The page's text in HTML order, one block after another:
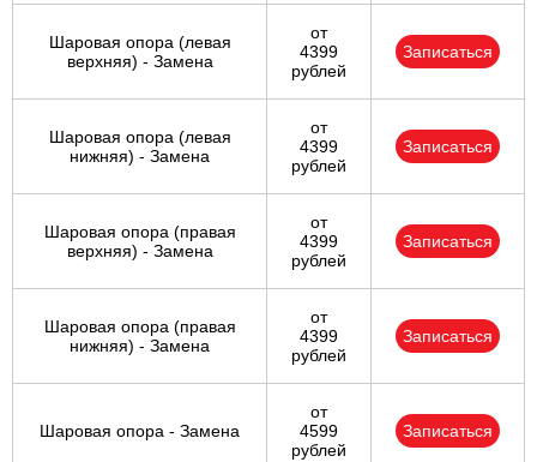
Шаровая опора (левая
верхняя) - Замена
от
4399
рублей
Записаться
Шаровая опора (левая
нижняя) - Замена
от
4399
рублей
Записаться
Шаровая опора (правая
верхняя) - Замена
от
4399
рублей
Записаться
Шаровая опора (правая
нижняя) - Замена
от
4399
рублей
Записаться
Шаровая опора - Замена
от
4599
рублей
Записаться